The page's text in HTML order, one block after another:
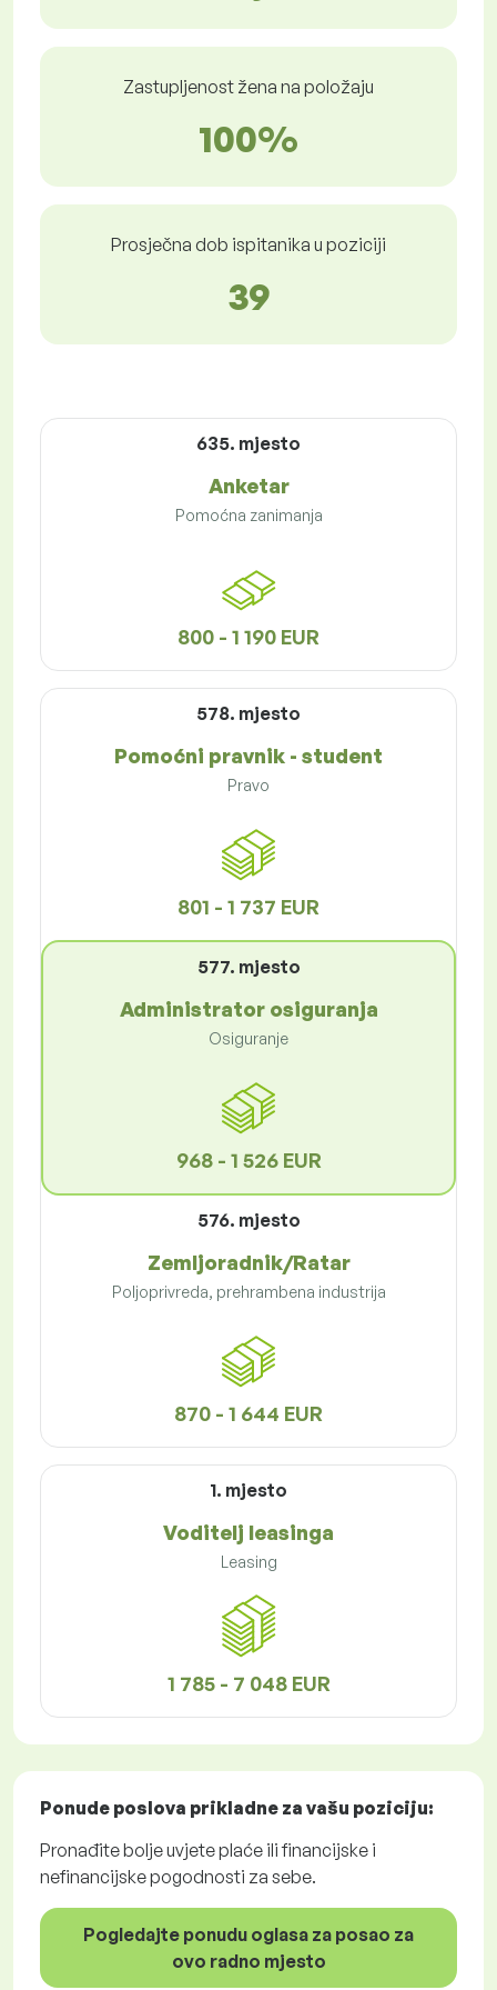
Zastupljenost žena na položaju
100%
Prosječna dob ispitanika u poziciji
39
635. mjesto
Anketar
Pomoćna zanimanja
800 - 1 190 EUR
578. mjesto
Pomoćni pravnik - student
Pravo
801 - 1 737 EUR
577. mjesto
Administrator osiguranja
Osiguranje
968 - 1 526 EUR
576. mjesto
Zemljoradnik/Ratar
Poljoprivreda, prehrambena industrija
870 - 1 644 EUR
1. mjesto
Voditelj leasinga
Leasing
1 785 - 7 048 EUR
Ponude poslova prikladne za vašu poziciju:
Pronađite bolje uvjete plaće ili financijske i
nefinancijske pogodnosti za sebe.
Pogledajte ponudu oglasa za posao za
ovo radno mjesto